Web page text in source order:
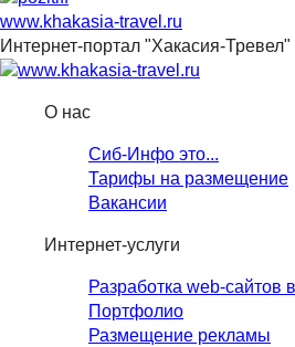
www.khakasia-travel.ru
Интернет-портал "Хакасия-Тревел"
О нас
Сиб-Инфо это...
Тарифы на размещение
Вакансии
Интернет-услуги
Разработка web-сайтов
Портфолио
Размещение рекламы